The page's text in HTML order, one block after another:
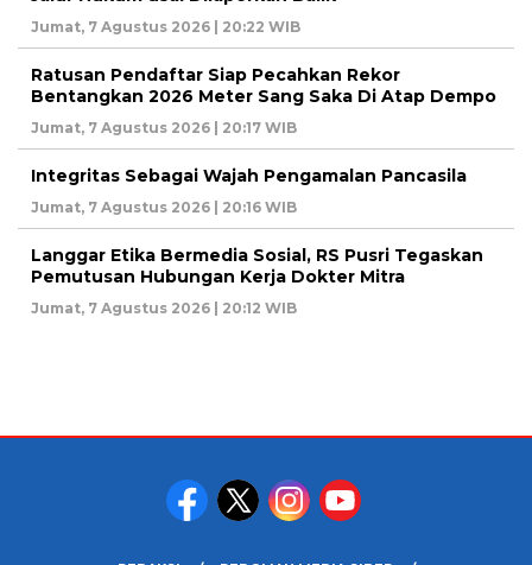
Jumat, 7 Agustus 2026 | 20:22 WIB
Ratusan Pendaftar Siap Pecahkan Rekor
Bentangkan 2026 Meter Sang Saka Di Atap Dempo
Jumat, 7 Agustus 2026 | 20:17 WIB
Integritas Sebagai Wajah Pengamalan Pancasila
Jumat, 7 Agustus 2026 | 20:16 WIB
Langgar Etika Bermedia Sosial, RS Pusri Tegaskan
Pemutusan Hubungan Kerja Dokter Mitra
Jumat, 7 Agustus 2026 | 20:12 WIB